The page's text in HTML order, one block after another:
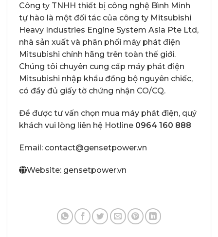
Công ty TNHH thiết bị công nghệ Bình Minh
tự hào là một đối tác của công ty Mitsubishi
Heavy Industries Engine System Asia Pte Ltd,
nhà sản xuất và phân phối máy phát điện
Mitsubishi chính hãng trên toàn thế giới.
Chúng tôi chuyên cung cấp máy phát điện
Mitsubishi nhập khẩu đồng bộ nguyên chiếc,
có đầy đủ giấy tờ chứng nhận CO/CQ.
Để được tư vấn chọn mua máy phát điện, quý
khách vui lòng liên hệ Hotline 0964 160 888
Email: contact@gensetpower.vn
Website: gensetpower.vn